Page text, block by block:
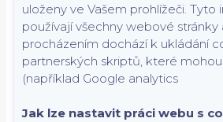
uloženy ve Vašem prohlížeči. Tyto
používají všechny webové stránky
procházením dochází k ukládání
partnerských skriptů, které
(například Google analytics
Jak lze nastavit práci webu s